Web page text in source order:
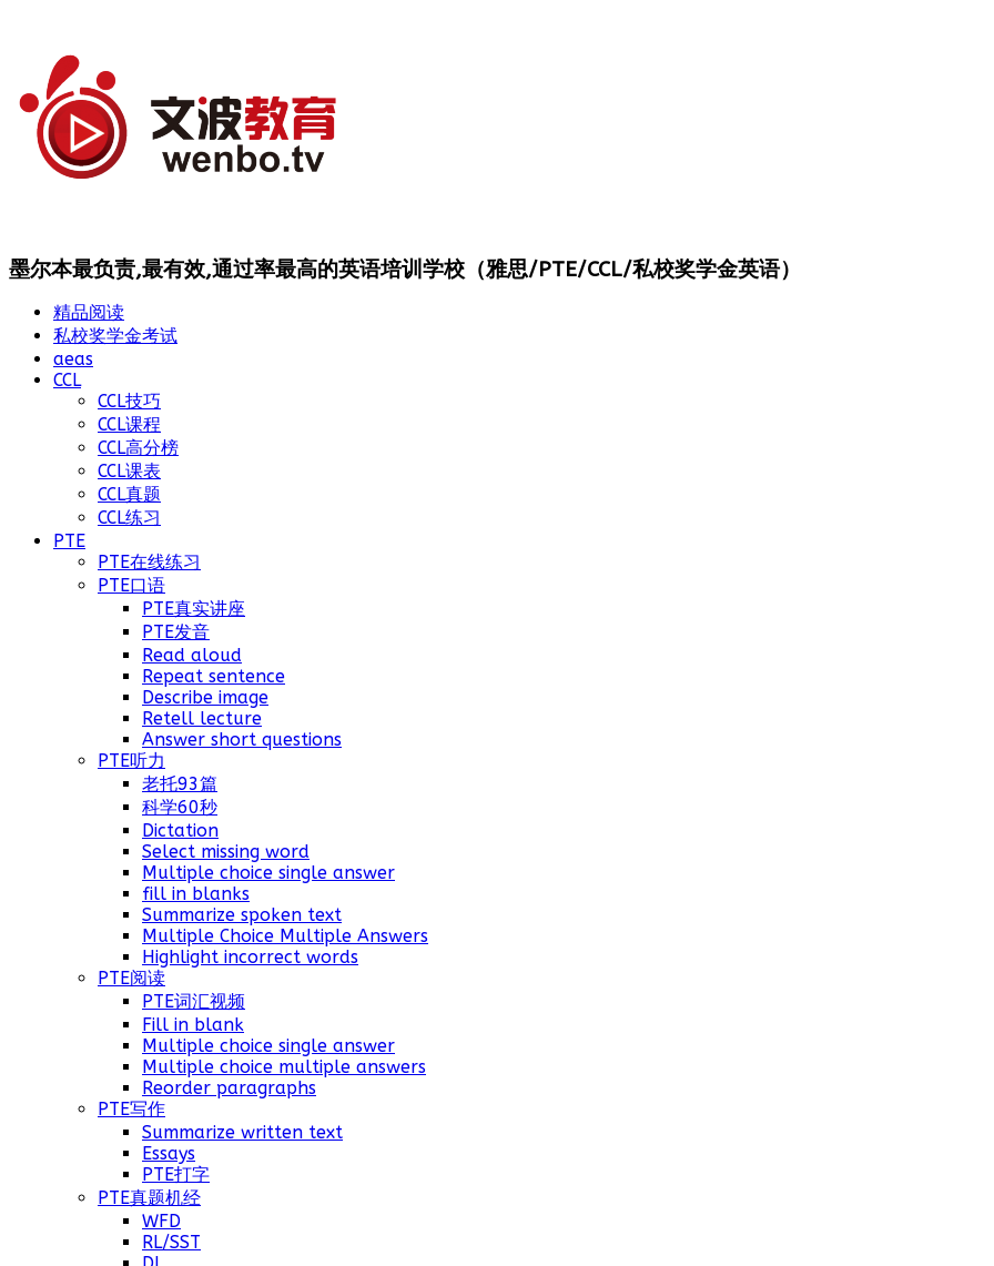
墨尔本最负责,最有效,通过率最高的英语培训学校（雅思/PTE/CCL/私校奖学金英语）
精品阅读
私校奖学金考试
aeas
CCL
CCL技巧
CCL课程
CCL高分榜
CCL课表
CCL真题
CCL练习
PTE
PTE在线练习
PTE口语
PTE真实讲座
PTE发音
Read aloud
Repeat sentence
Describe image
Retell lecture
Answer short questions
PTE听力
老托93篇
科学60秒
Dictation
Select missing word
Multiple choice single answer
fill in blanks
Summarize spoken text
Multiple Choice Multiple Answers
Highlight incorrect words
PTE阅读
PTE词汇视频
Fill in blank
Multiple choice single answer
Multiple choice multiple answers
Reorder paragraphs
PTE写作
Summarize written text
Essays
PTE打字
PTE真题机经
WFD
RL/SST